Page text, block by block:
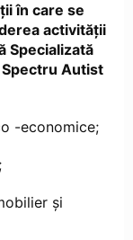
în care se
activității
Specializată
Autist
-economice;
și